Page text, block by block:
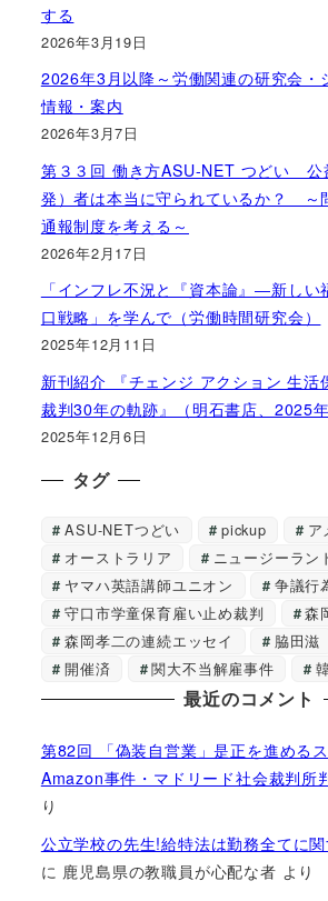
する
2026年3月19日
2026年3月以降～労働関連の研究会・
情報・案内
2026年3月7日
第３３回 働き方ASU-NET つどい 公
発）者は本当に守られているか？ ～
通報制度を考える～
2026年2月17日
「インフレ不況と『資本論』―新しい
口戦略」を学んで（労働時間研究会）
2025年12月11日
新刊紹介 『チェンジ アクション 生活
裁判30年の軌跡』（明石書店、2025年
2025年12月6日
タグ
ASU-NETつどい pickup
ア
オーストラリア
ニュージーラン
ヤマハ英語講師ユニオン
争議行
守口市学童保育雇い止め裁判
森
森岡孝二の連続エッセイ
脇田滋
開催済
関大不当解雇事件
最近のコメント
第82回 「偽装自営業」是正を進めるス
Amazon事件・マドリード社会裁判所
り
公立学校の先生!給特法は勤務全てに
に 鹿児島県の教職員が心配な者 より